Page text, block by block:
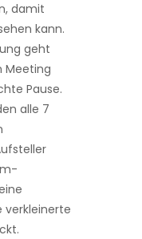
damit
kann.
geht
Meeting
Pause.
alle 7
verkleinerte